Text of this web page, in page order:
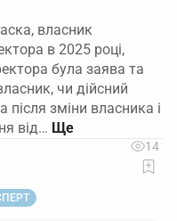
власник
в 2025 році,
була заява та
чи дійсний
зміни власника і
від…
14